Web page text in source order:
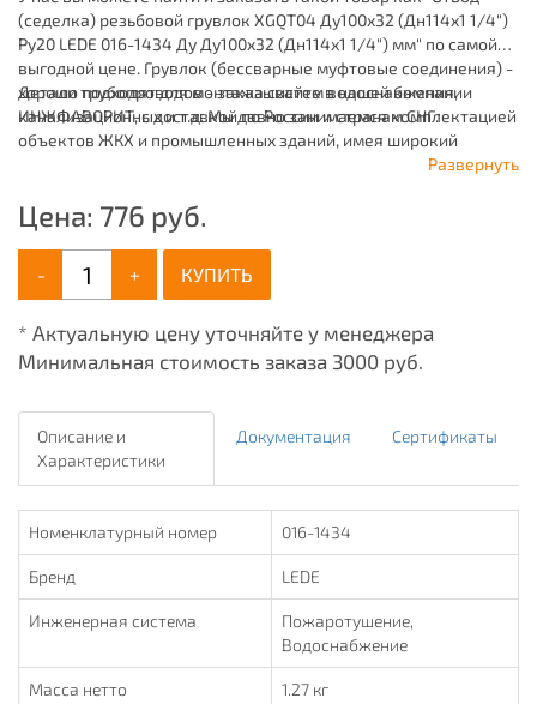
(седелка) резьбовой грувлок XGQT04 Ду100х32 (Дн114х1 1/4")
Ру20 LEDE 016-1434 Ду Ду100х32 (Дн114х1 1/4") мм" по самой
выгодной цене. Грувлок (бессварные муфтовые соединения) -
хорошо подходят для монтажа систем водоснабжения,
канализационных и т.д. Мы давно занимаемся комплектацией
объектов ЖКХ и промышленных зданий, имея широкий
Детали трубопроводов - заказывайте в нашей компании
ИНЖФАВОРИТ, с доставкой по России и странам СНГ.
Развернуть
Цена: 776 руб.
- + КУПИТЬ
* Актуальную цену уточняйте у менеджера
Минимальная стоимость заказа 3000 руб.
Описание и
Характеристики
Документация Сертификаты
Номенклатурный номер 016-1434
Бренд LEDE
Инженерная система
Пожаротушение,
Водоснабжение
Масса нетто 1.27 кг